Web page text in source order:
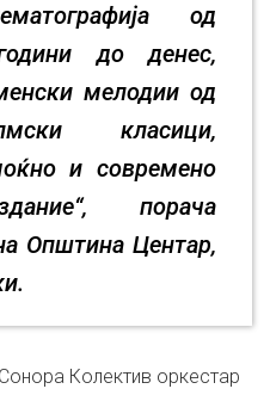
од
до денес,
мелодии од
класици,
и современо
порача
Општина Центар,
Колектив оркестар